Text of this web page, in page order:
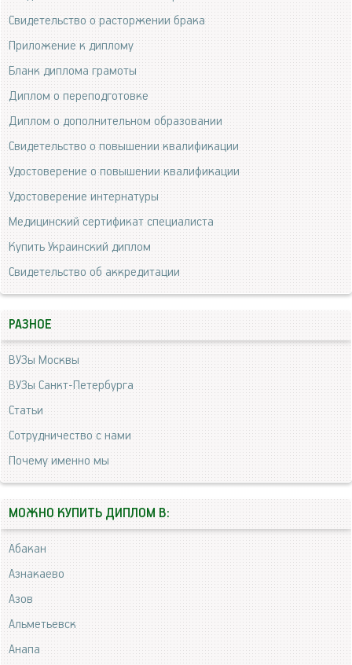
Свидетельство о расторжении брака
Приложение к диплому
Бланк диплома грамоты
Диплом о переподготовке
Диплом о дополнительном образовании
Свидетельство о повышении квалификации
Удостоверение о повышении квалификации
Удостоверение интернатуры
Медицинский сертификат специалиста
Купить Украинский диплом
Свидетельство об аккредитации
РАЗНОЕ
ВУЗы Москвы
ВУЗы Санкт-Петербурга
Статьи
Сотрудничество с нами
Почему именно мы
МОЖНО КУПИТЬ ДИПЛОМ В:
Абакан
Азнакаево
Азов
Альметьевск
Анапа